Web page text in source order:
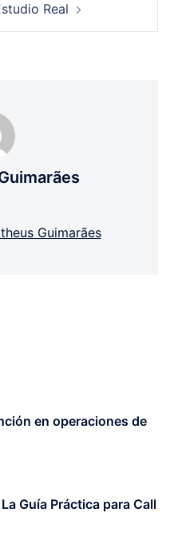
Real
Guimarães
en operaciones de
Guía Práctica para Call